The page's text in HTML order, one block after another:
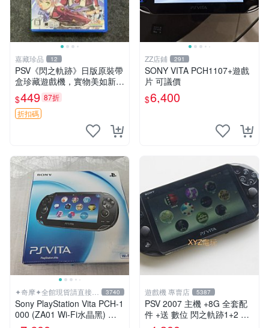
嘉藏珍品 12
PSV《閃之軌跡》日版原裝帶
盒珍藏遊戲機，實物美如新，
嚴選推薦 閃之軌跡 日版 PSV
原裝帶盒
$449 87折
折扣碼
ZZ店鋪 291
SONY VITA PCH1107+遊戲
片 可議價
$6,400
✦奇摩✦全館現貨請直接下
標
3740
Sony PlayStation Vita PCH-1
000 (ZA01 Wi-Fi水晶黑) 掌
上遊戲機 5英吋多點觸控螢幕
遊戲機 專賣店 5387
PSV 2007 主機 +8G 全套配
件 +送 數位 閃之軌跡1+2 保
修一年 品質有保障